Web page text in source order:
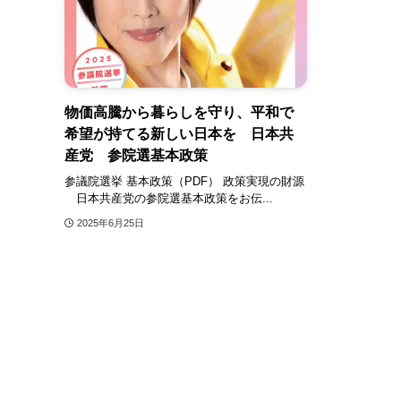
物価高騰から暮らしを守り、平和で
希望が持てる新しい日本を 日本共
産党 参院選基本政策
参議院選挙 基本政策（PDF） 政策実現の財源
日本共産党の参院選基本政策をお伝...
2025年6月25日